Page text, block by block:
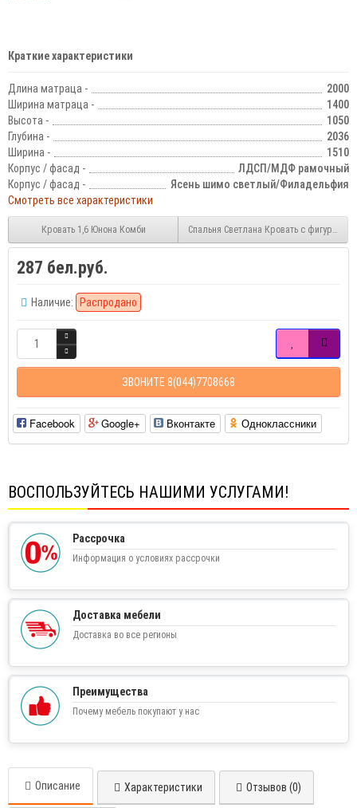
Краткие характеристики
Длина матраца -
2000
Ширина матраца -
1400
Высота -
1050
Глубина -
2036
Ширина -
1510
Корпус / фасад -
ЛДСП/МДФ рамочный
Корпус / фасад -
Ясень шимо светлый/Филадельфия
Смотреть все характеристики
Кровать 1,6 Юнона Комби Спальня Светлана Кровать с фигурной
287 бел.руб.
Наличие: Распродано
ЗВОНИТЕ 8(044)7708668
Facebook Google+ Вконтакте Одноклассники
ВОСПОЛЬЗУЙТЕСЬ НАШИМИ УСЛУГАМИ!
Рассрочка
Информация о условиях рассрочки
Доставка мебели
Доставка во все регионы
Преимущества
Почему мебель покупают у нас
Описание Характеристики Отзывов (0)